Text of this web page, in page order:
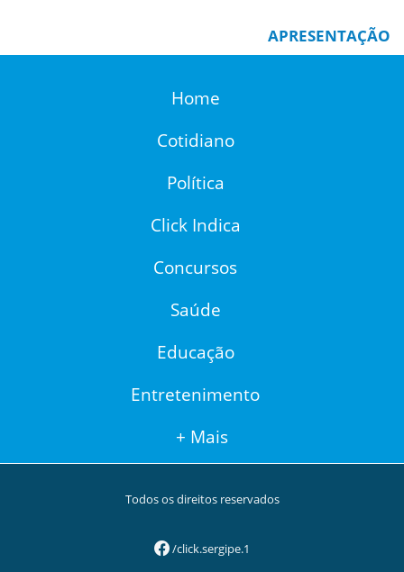
APRESENTAÇÃO
Home
Cotidiano
Política
Click Indica
Concursos
Saúde
Educação
Entretenimento
+ Mais
Todos os direitos reservados
/click.sergipe.1